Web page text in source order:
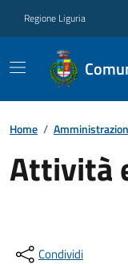
Regione Liguria
Home /
Attività
Condividi